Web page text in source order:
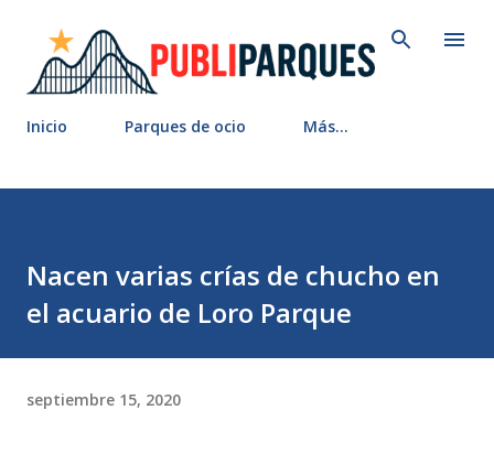
Inicio Parques de ocio Más…
Nacen varias crías de chucho en
el acuario de Loro Parque
septiembre 15, 2020